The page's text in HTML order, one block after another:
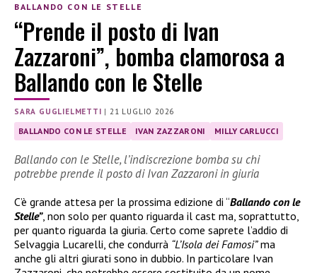
BALLANDO CON LE STELLE
“Prende il posto di Ivan
Zazzaroni”, bomba clamorosa a
Ballando con le Stelle
SARA GUGLIELMETTI |21 LUGLIO 2026
BALLANDO CON LE STELLE IVAN ZAZZARONI MILLY CARLUCCI
Ballando con le Stelle, l’indiscrezione bomba su chi
potrebbe prende il posto di Ivan Zazzaroni in giuria
C’è grande attesa per la prossima edizione di “Ballando con le
Stelle”, non solo per quanto riguarda il cast ma, soprattutto,
per quanto riguarda la giuria. Certo come saprete l’addio di
Selvaggia Lucarelli, che condurrà “L’Isola dei Famosi”ma
anche gli altri giurati sono in dubbio. In particolare Ivan